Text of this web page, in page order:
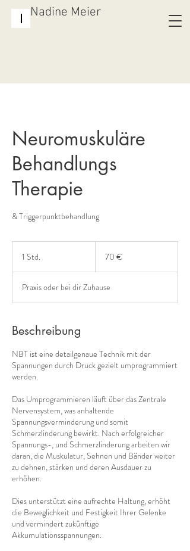
Nadine Meier
Neuromuskuläre
Behandlungs
Therapie
& Triggerpunktbehandlung
1 Std.
d
70 €
Praxis oder bei dir Zuhause
Beschreibung
NBT ist eine detailgenaue Technik mit der
Spannungen durch Druck gezielt umprogrammiert
werden.
Das Umprogrammieren läuft über das Zentrale
Nervensystem, was anhaltende
Spannungsverminderung und somit
Schmerzlinderung bewirkt. Nach erfolgreicher
Spannungs-, und Schmerzlinderung arbeiten wir
daran, die Muskulatur, Sehnen und Bänder weiter
zu dehnen, stärken und deren Ausdauer zu
erhöhen.
Dies unterstützt eine aufrechte Haltung, erhöht
die Beweglichkeit und Festigkeit Ihrer Gelenke
und vermindert zukünftige
Akkumulationsspannungen.